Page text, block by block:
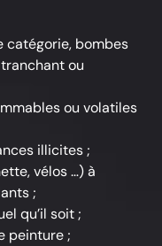
catégorie, bombes
ou
ou volatiles
illicites ;
vélos …) à
;
qu’il soit ;
peinture ;